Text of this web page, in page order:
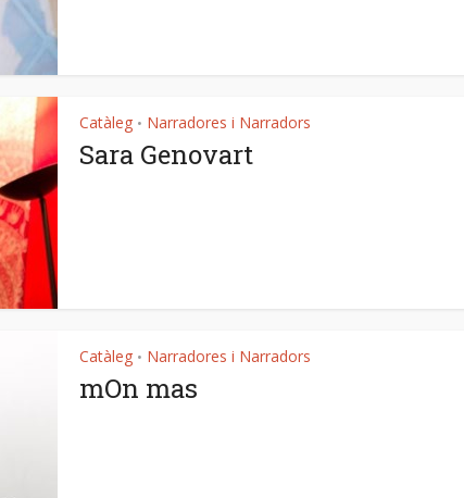
Catàleg • Narradores i Narradors
Sara Genovart
Catàleg • Narradores i Narradors
mOn mas